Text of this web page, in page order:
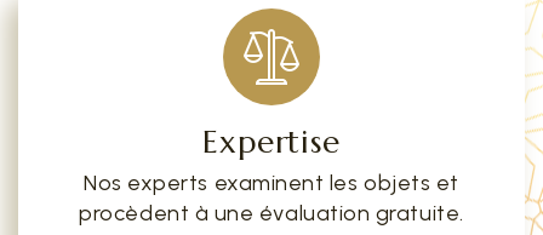
Expertise
Nos experts examinent les objets et
procèdent à une évaluation gratuite.